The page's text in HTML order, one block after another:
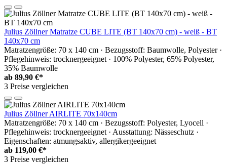
Julius Zöllner Matratze CUBE LITE (BT 140x70 cm) - weiß - BT
140x70 cm
Matratzengröße: 70 x 140 cm · Bezugsstoff: Baumwolle, Polyester ·
Pflegehinweis: trocknergeeignet · 100% Polyester, 65% Polyester,
35% Baumwolle
ab 89,90 €*
3 Preise vergleichen
Julius Zöllner AIRLITE 70x140cm
Matratzengröße: 70 x 140 cm · Bezugsstoff: Polyester, Lyocell ·
Pflegehinweis: trocknergeeignet · Ausstattung: Nässeschutz ·
Eigenschaften: atmungsaktiv, allergikergeeignet
ab 119,00 €*
3 Preise vergleichen